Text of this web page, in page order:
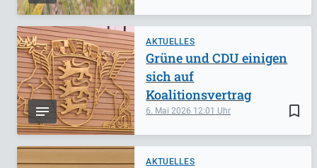
AKTUELLES
bookmark_border
6. Mai 2026 12:01
Grüne und CDU einigen
sich auf
Koalitionsvertrag
AKTUELLES